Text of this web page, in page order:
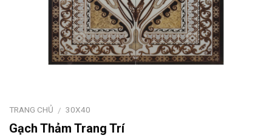
TRANG CHỦ / 30X40
Gạch Thảm Trang Trí